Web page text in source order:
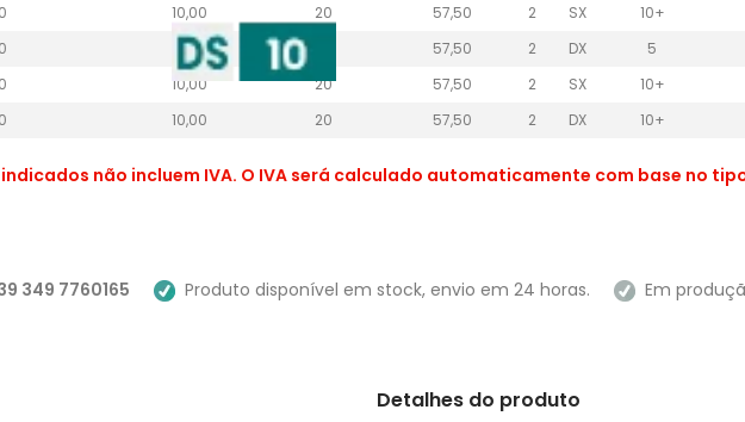
10,00 20 57,50 2 SX 10+
10,00 57,50 2 DX 5
10,00 20 57,50 2 SX 10+
10,00 20 57,50 2 DX 10+
não incluem IVA. O IVA será calculado automaticamente com base no
349 7760165 Produto disponível em stock, envio em 24 horas. Em
Detalhes do produto